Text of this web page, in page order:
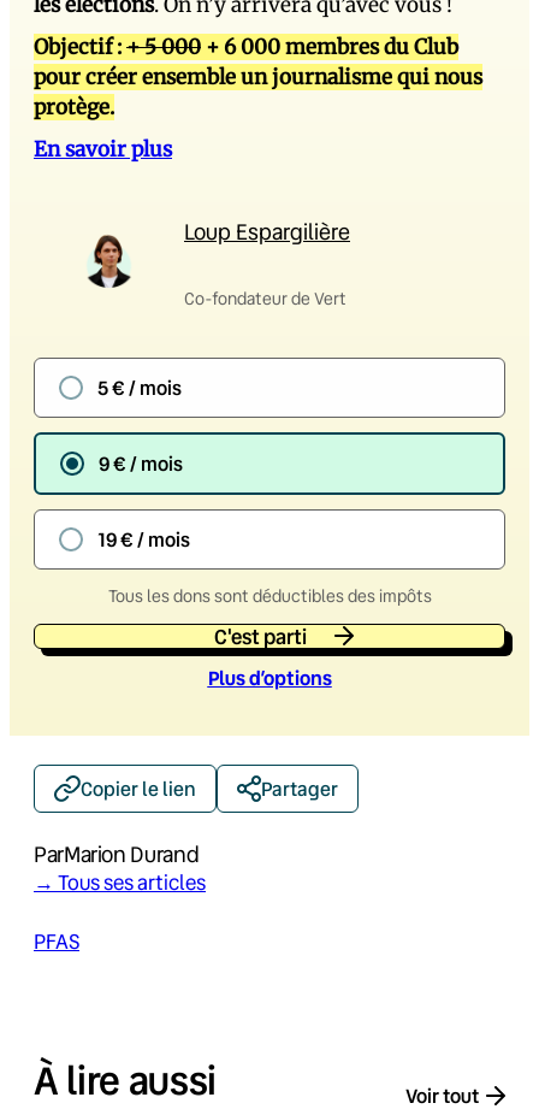
Objectif :+ 5 000 + 6 000 membres du Club
pour créer ensemble un journalisme qui nous
protège.
En savoir plus
Loup Espargilière
Co-fondateur de Vert
5 € / mois
9 € / mois
19 € / mois
Tous les dons sont déductibles des impôts
C'est parti
Plus d’options
Copier le lien Partager
ParMarion Durand
→ Tous ses articles
PFAS
À lire aussi Voir tout